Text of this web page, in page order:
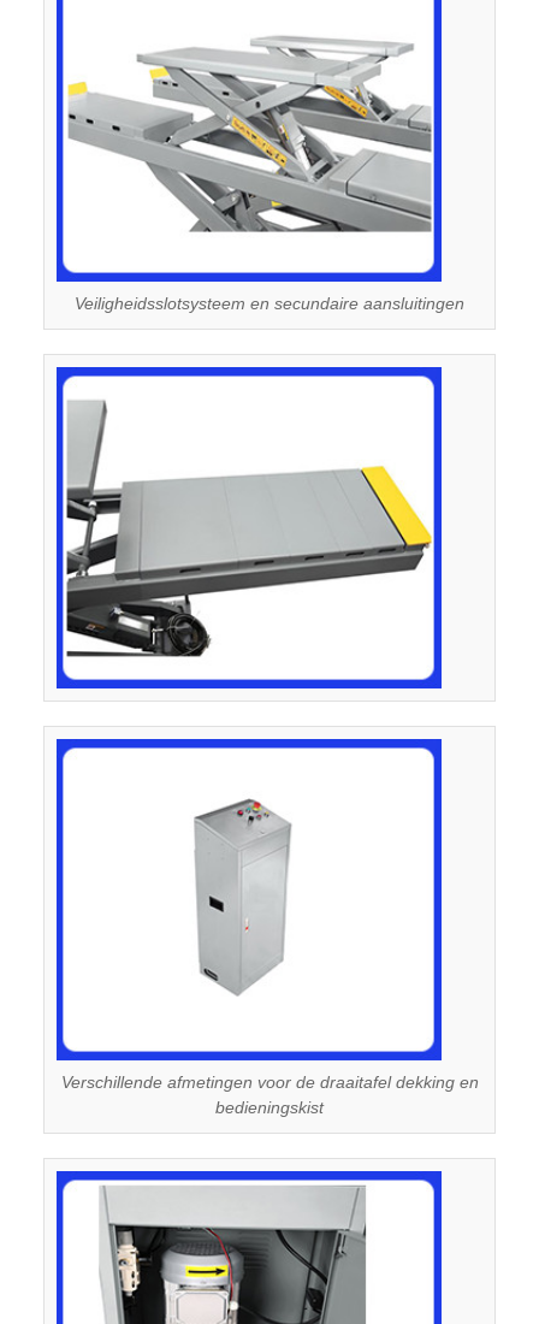
Veiligheidsslotsysteem en secundaire aansluitingen
Verschillende afmetingen voor de draaitafel dekking en
bedieningskist